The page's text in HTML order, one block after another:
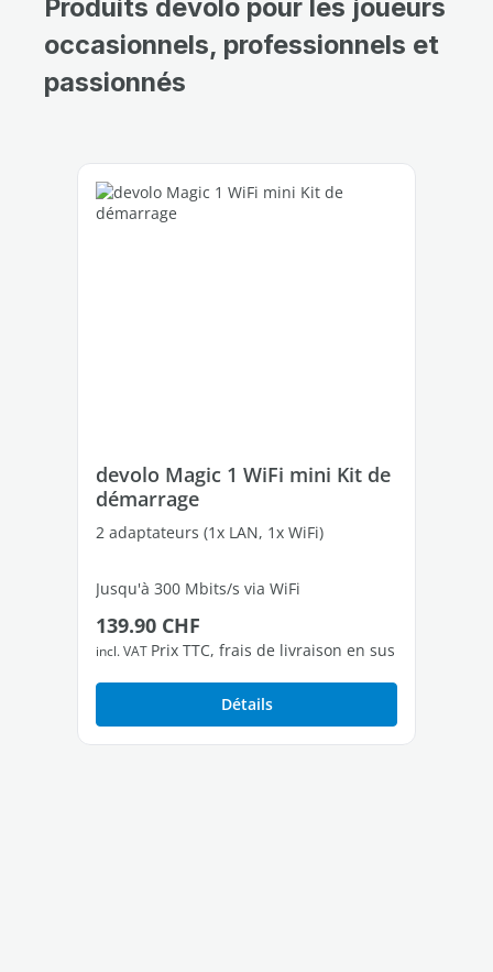
Produits devolo pour les joueurs
occasionnels, professionnels et
passionnés
Ignorer la galerie de produits
devolo Magic 1 WiFi mini Kit de
démarrage
2 adaptateurs (1x LAN, 1x WiFi)
Jusqu'à 300 Mbits/s via WiFi
1 port Fast Ethernet libres
Prix régulier :
139.90 CHF
incl. VAT Prix TTC, frais de livraison en sus
Détails